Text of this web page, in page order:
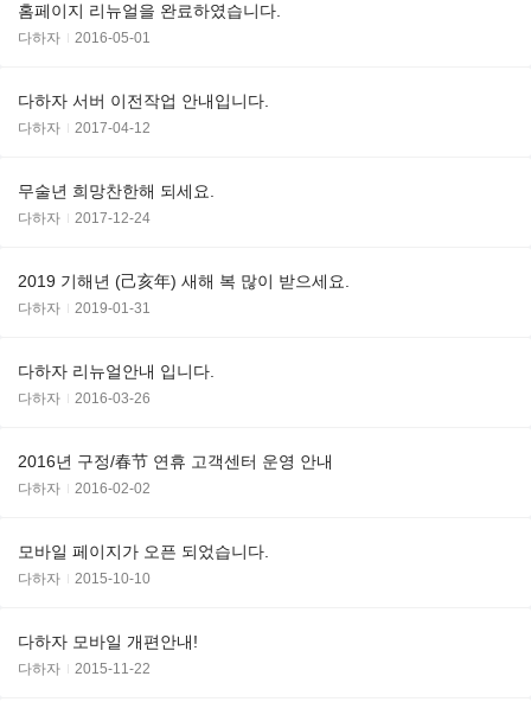
홈페이지 리뉴얼을 완료하였습니다.
다하자 2016-05-01
다하자 서버 이전작업 안내입니다.
다하자 2017-04-12
무술년 희망찬한해 되세요.
다하자 2017-12-24
2019 기해년 (己亥年) 새해 복 많이 받으세요.
다하자 2019-01-31
다하자 리뉴얼안내 입니다.
다하자 2016-03-26
2016년 구정/春节 연휴 고객센터 운영 안내
다하자 2016-02-02
모바일 페이지가 오픈 되었습니다.
다하자 2015-10-10
다하자 모바일 개편안내!
다하자 2015-11-22